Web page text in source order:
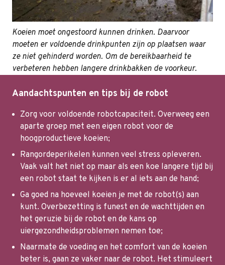
Koeien moet ongestoord kunnen drinken. Daarvoor
moeten er voldoende drinkpunten zijn op plaatsen waar
ze niet gehinderd worden. Om de bereikbaarheid te
verbeteren hebben langere drinkbakken de voorkeur.
Aandachtspunten en tips bij de robot
Zorg voor voldoende robotcapaciteit. Overweeg een
aparte groep met een eigen robot voor de
hoogproductieve koeien;
Rangordeperikelen kunnen veel stress opleveren.
Vaak valt het niet op maar als een koe langere tijd bij
een robot staat te kijken is er al iets aan de hand;
Ga goed na hoeveel koeien je met de robot(s) aan
kunt. Overbezetting is funest en de wachttijden en
het geruzie bij de robot en de kans op
uiergezondheidsproblemen nemen toe;
Naarmate de voeding en het comfort van de koeien
beter is, gaan ze vaker naar de robot. Het stimuleert